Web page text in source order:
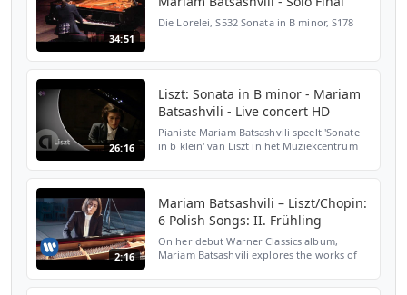
34:51
Die Lorelei, S532 Sonata in B minor, S178
26:16
Liszt: Sonata in B minor - Mariam
Batsashvili - Live concert HD
Pianiste Mariam Batsashvili speelt 'Sonate
in b klein' van Liszt in het Muziekcentrum
2:16
Mariam Batsashvili – Liszt/Chopin:
6 Polish Songs: II. Frühling
On her debut Warner Classics album,
Mariam Batsashvili explores the works of